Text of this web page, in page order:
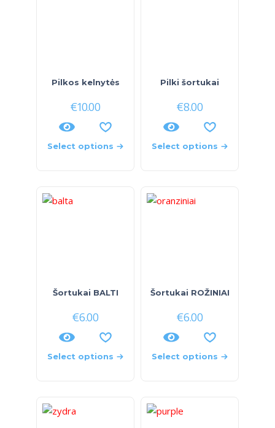
Pilkos kelnytės
€10.00
Select options
Pilki šortukai
€8.00
Select options
Šortukai BALTI
€6.00
Select options
Šortukai ROŽINIAI
€6.00
Select options